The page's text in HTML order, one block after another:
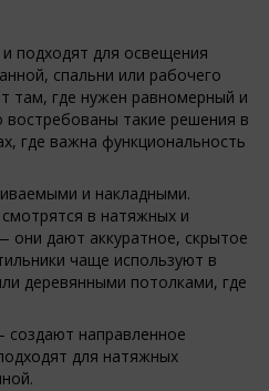
подходят для освещения
спальни или рабочего
там, где нужен равномерный и
востребованы такие решения в
где важна функциональность
и накладными.
в натяжных и
они дают аккуратное, скрытое
чаще используют в
деревянными потолками, где
создают направленное
для натяжных